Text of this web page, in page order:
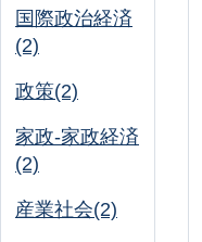
国際政治経済
(2)
政策(2)
家政-家政経済
(2)
産業社会(2)